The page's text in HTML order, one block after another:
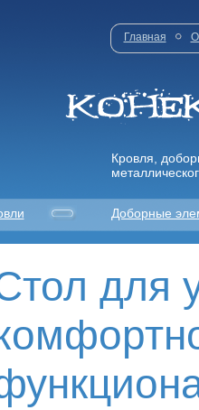
Главная О
Кровля,
Доборные
для